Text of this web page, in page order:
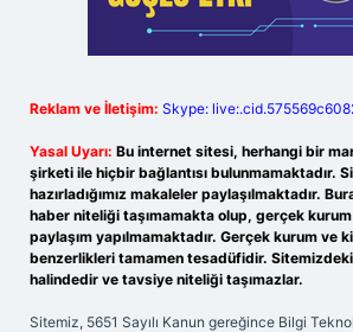
Reklam ve İletişim: Skype:
Yasal Uyarı: Bu internet sitesi, herhangi bir
şirketi ile hiçbir bağlantısı bulunmamaktadır.
hazırladığımız makaleler paylaşılmaktadır.
haber niteliği taşımamakta olup, gerçek
paylaşım yapılmamaktadır. Gerçek kurum ve
benzerlikleri tamamen tesadüfidir.
halindedir ve tavsiye niteliği taşımazlar.
Sitemiz, 5651 Sayılı Kanun gereğince Bilgi